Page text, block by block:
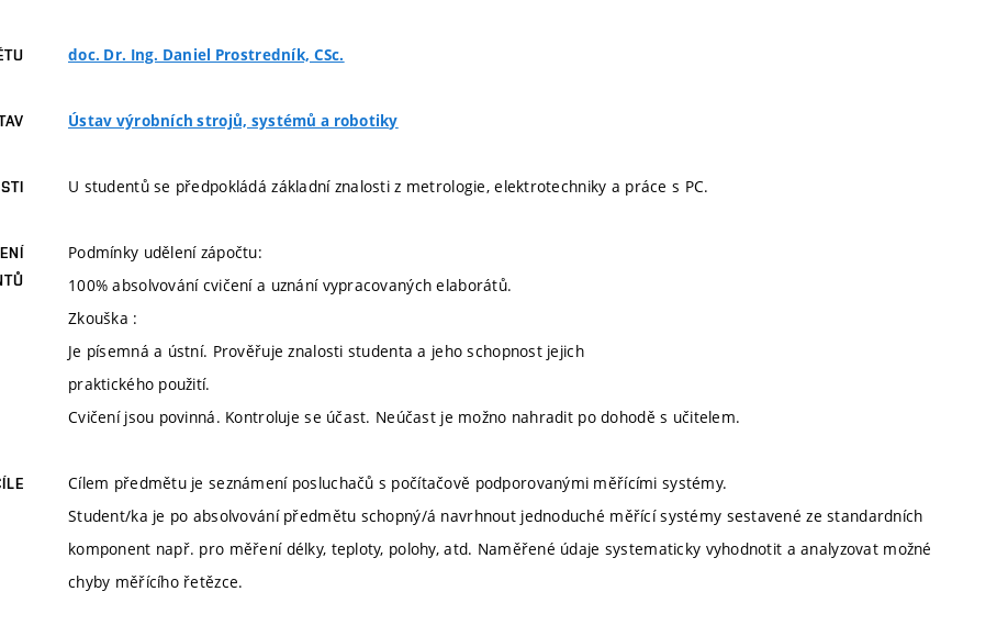
doc. Dr. Ing. Daniel Prostredník, CSc.
Ústav výrobních strojů, systémů a robotiky
U studentů se předpokládá základní znalosti z metrologie, elektrotechniky a práce s PC.
Podmínky udělení zápočtu:
100% absolvování cvičení a uznání vypracovaných elaborátů.
Zkouška :
Je písemná a ústní. Prověřuje znalosti studenta a jeho schopnost jejich
praktického použití.
Cvičení jsou povinná. Kontroluje se účast. Neúčast je možno nahradit po dohodě s učitelem.
Cílem předmětu je seznámení posluchačů s počítačově podporovanými měřícími systémy.
Student/ka je po absolvování předmětu schopný/á navrhnout jednoduché měřící systémy sestavené ze standardních
komponent např. pro měření délky, teploty, polohy, atd. Naměřené údaje systematicky vyhodnotit a analyzovat možné
chyby měřícího řetězce.